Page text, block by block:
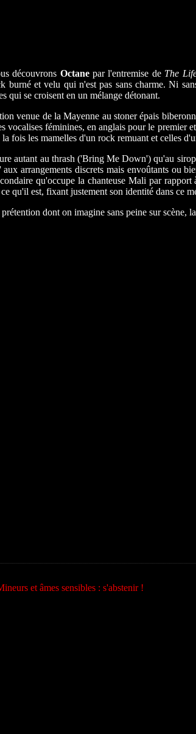
découvrons Octane par l'entremise de The
et velu qui n'est pas sans charme. Ni
qui se croisent en un mélange détonant.
venue de la Mayenne au stoner épais
vocalises féminines, en anglais pour le premier
la fois les mamelles d'un rock remuant et celles
autant au thrash ('Bring Me Down') qu'au
arrangements discrets mais envoûtants ou
qu'occupe la chanteuse Mali par
qu'il est, fixant justement son identité dans ce
dont on imagine sans peine sur scène,
et âmes sensibles : s'abstenir !